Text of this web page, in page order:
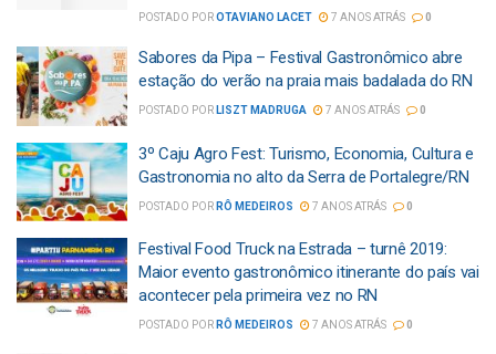
POSTADO POROTAVIANO LACET 7 ANOS ATRÁS 0
Sabores da Pipa – Festival Gastronômico abre
estação do verão na praia mais badalada do RN
POSTADO POR LISZT MADRUGA 7 ANOS ATRÁS 0
3º Caju Agro Fest: Turismo, Economia, Cultura e
Gastronomia no alto da Serra de Portalegre/RN
POSTADO POR RÔ MEDEIROS 7 ANOS ATRÁS 0
Festival Food Truck na Estrada – turnê 2019:
Maior evento gastronômico itinerante do país vai
acontecer pela primeira vez no RN
POSTADO POR RÔ MEDEIROS 7 ANOS ATRÁS 0